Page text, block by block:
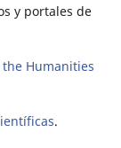
y portales de
the Humanities
.